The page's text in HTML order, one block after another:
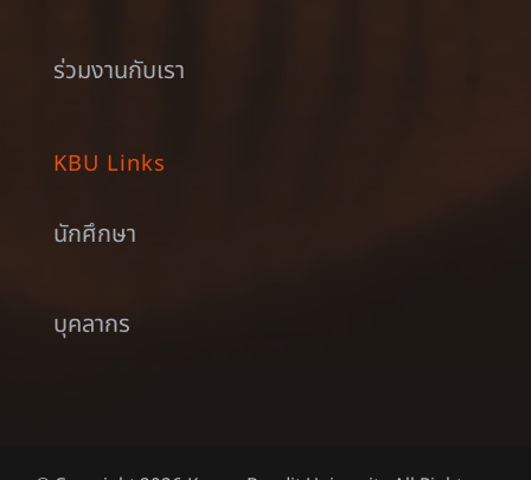
ร่วมงานกับเรา
KBU Links
นักศึกษา
บุคลากร